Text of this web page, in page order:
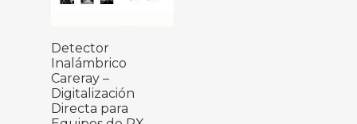
Leer Más
Detector
Inalámbrico
Careray –
Digitalización
Directa para